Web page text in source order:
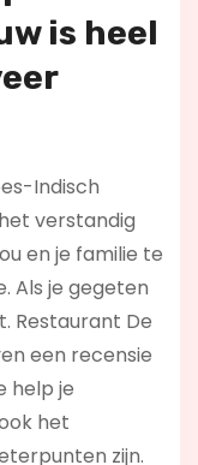
is heel
Indisch
verstandig
en je familie te
Als je gegeten
Restaurant De
een recensie
help je
het
zijn.